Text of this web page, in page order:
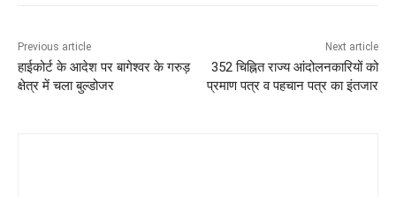
Previous article
हाईकोर्ट के आदेश पर बागेश्वर के गरुड़
क्षेत्र में चला बुल्डोजर
Next article
352 चिह्नित राज्य आंदोलनकारियों को
प्रमाण पत्र व पहचान पत्र का इंतजार